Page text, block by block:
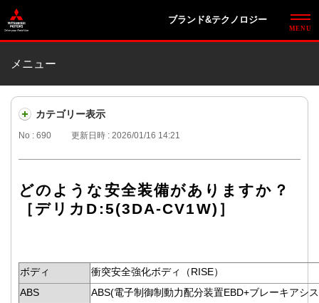
ブランド&テクノロジー
メニュー
カテゴリー表示
No : 690 更新日時 : 2026/01/16 14:21
どのような安全装備がありますか？
［デリカD:5(3DA-CV1W)］
ボディ
衝突安全強化ボディ（RISE）
ABS
ABS(電子制御制動力配分装置EBD+ブレーキアシ